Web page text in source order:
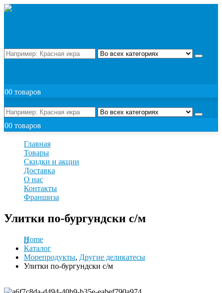
00 товаров
00 товаров
Главная
Товары
Скидки и акции
Доставка
О нас
Контакты
Франшиза
Улитки по-бургундски с/м
Home
Каталог
Морепродукты, Другие деликатесы
Улитки по-бургундски с/м